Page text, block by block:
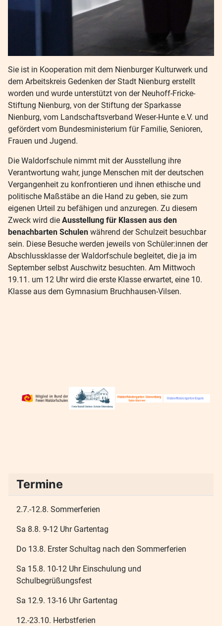
Sie ist in Kooperation mit dem Nienburger Kulturwerk und
dem Arbeitskreis Gedenken der Stadt Nienburg erstellt
worden und wurde unterstützt von der Neuhoff-Fricke-
Stiftung Nienburg, von der Stiftung der Sparkasse
Nienburg, vom Landschaftsverband Weser-Hunte e.V. und
gefördert vom Bundesministerium für Familie, Senioren,
Frauen und Jugend.
Die Waldorfschule nimmt mit der Ausstellung ihre
Verantwortung wahr, junge Menschen mit der deutschen
Vergangenheit zu konfrontieren und ihnen ethische und
politische Maßstäbe an die Hand zu geben, sie zum
eigenen Urteil zu befähigen und anzuregen. Zu diesem
Zweck wird die Ausstellung für Klassen aus den
benachbarten Schulen während der Schulzeit besuchbar
sein. Diese Besuche werden jeweils von Schüler:innen der
Abschlussklasse der Waldorfschule begleitet, die ja im
September selbst Auschwitz besuchten. Am Mittwoch
19.11. um 12 Uhr wird die erste Klasse erwartet, eine 10.
Klasse aus dem Gymnasium Bruchhausen-Vilsen.
Termine
2.7.-12.8. Sommerferien
Sa 8.8. 9-12 Uhr Gartentag
Do 13.8. Erster Schultag nach den Sommerferien
Sa 15.8. 10-12 Uhr Einschulung und
Schulbegrüßungsfest
Sa 12.9. 13-16 Uhr Gartentag
12.-23.10. Herbstferien